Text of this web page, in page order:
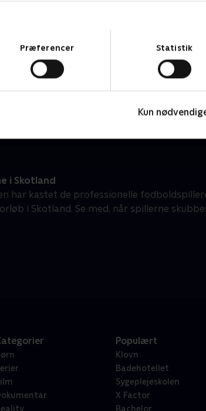
Præferencer Statistik
Kun
Bubber & BS på nye afveje
i Skotland
har kastet de professionelle
i Skotland. Se med, når spillerne
Populært
Klovn
Badehotellet
Sygeplejeskolen
X Factor
Bachelor